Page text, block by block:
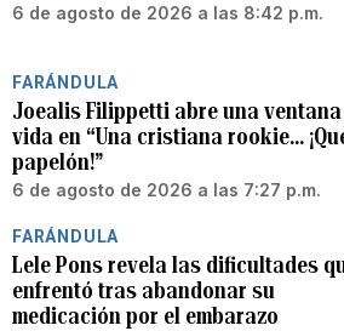
6 de agosto de 2026 a las 8:42 p.m.
FARÁNDULA
Joealis Filippetti abre una ventana
vida en “Una cristiana rookie…
papelón!”
6 de agosto de 2026 a las 7:27 p.m.
FARÁNDULA
Lele Pons revela las dificultades
enfrentó tras abandonar su
medicación por el embarazo